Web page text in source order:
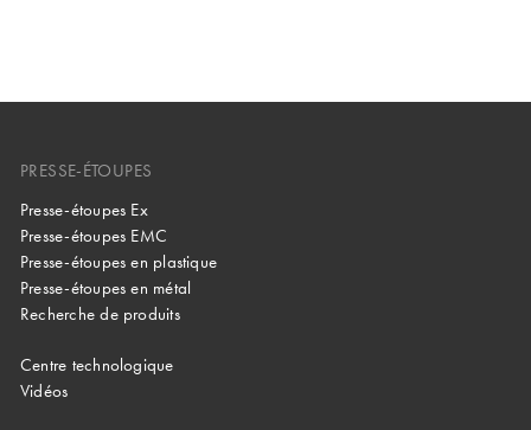
PRESSE-ÉTOUPES
Presse-étoupes Ex
Presse-étoupes EMC
Presse-étoupes en plastique
Presse-étoupes en métal
Recherche de produits
Centre technologique
Vidéos